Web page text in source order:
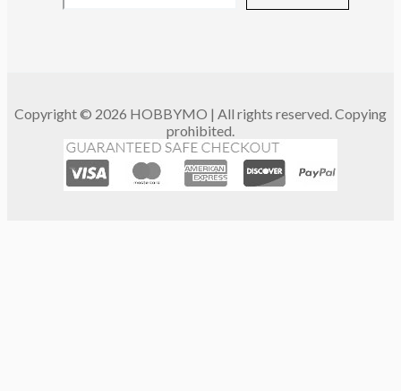
Copyright © 2026 HOBBYMO | All rights reserved. Copying
prohibited.